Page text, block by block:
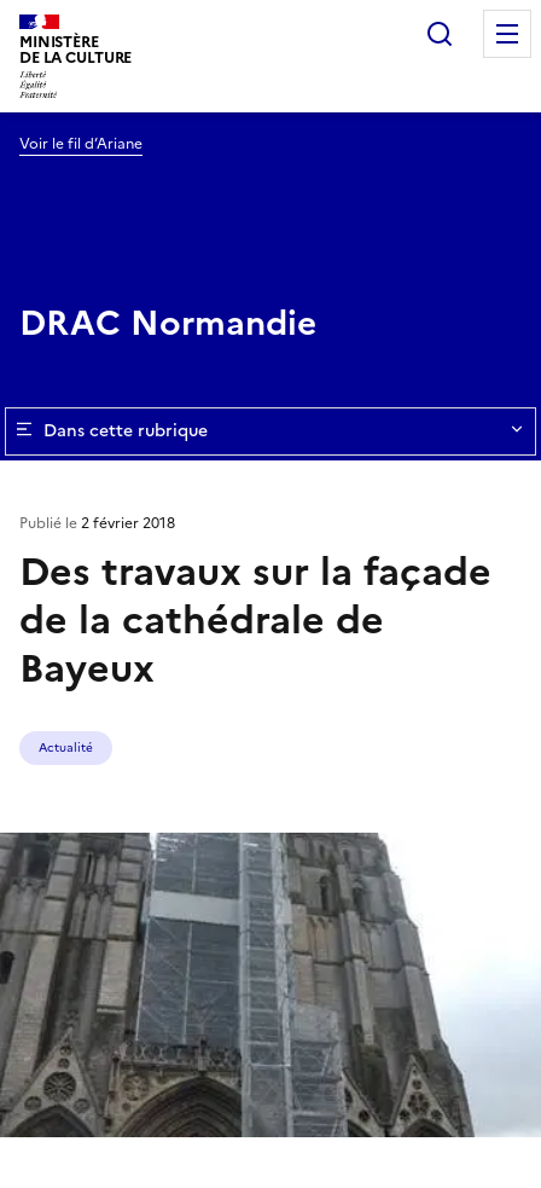
MINISTÈRE
DE LA CULTURE
Voir le fil d’Ariane
DRAC Normandie
Dans cette rubrique
Des travaux sur la façade
de la cathédrale de
Bayeux
Publié le2 février 2018
Actualité